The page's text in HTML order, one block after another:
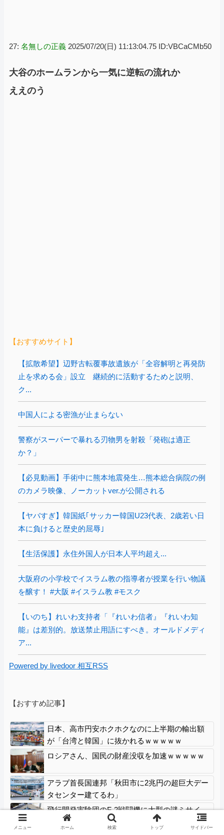
27: 名無しの正義 2025/07/20(日) 11:13:04.75 ID:VBCaCMb50
大谷のホームランから一気に逆転の流れか
ええのう
【おすすめサイト】
【拡散希望】辺野古転覆事故遺族が「全容解明と再発防
止を求める会」設立 継続的に活動するためと説明、
ク...
中国人による密漁が止まらない
警察がスーパーで暴れる刃物男を射殺「発砲は適正
か？」
【必見動画】手術中に熊本地震発生…熊本総合病院の例
のカメラ映像、ノーカットver.が公開される
【ヤバすぎ】韓国紙｢サッカー韓国U23代表、2歳若い日
本に負けると歴史的屈辱｣
【生活保護】永住外国人が日本人平均超え...
大阪府の小学校でイスラム教の指導者が授業を行い物議
を醸す！ #大阪 #イスラム教 #モスク
【いのち】れいわ支持者「『れいわ信者』『れいわ知
能』は差別的。放送禁止用語にすべき。オールドメディ
ア...
Powered by livedoor 相互RSS
【おすすめ記事】
日本、高市円安ホクホクなのに上半期の輸出額
が「台湾と韓国」に抜かれるｗｗｗｗｗ
ロシアさん、国民の財産没収を加速ｗｗｗｗｗ
アラブ首長国連邦「秋田市に2兆円の超巨大デー
タセンター建てるわ」
飛行開発実験団のF-2戦闘機に大型の謎ミサイ
ル…ステルス性と射程1000kmを誇る「最新鋭の
メニュー ホーム 検索 トップ サイドバー